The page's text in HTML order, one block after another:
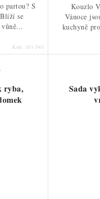
partou? S
se
Kód: 101-540
Kouzlo
Vánoce
kuchyně
ryba,
Sada